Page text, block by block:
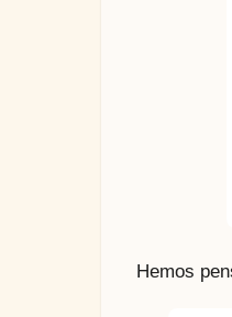
Hemos